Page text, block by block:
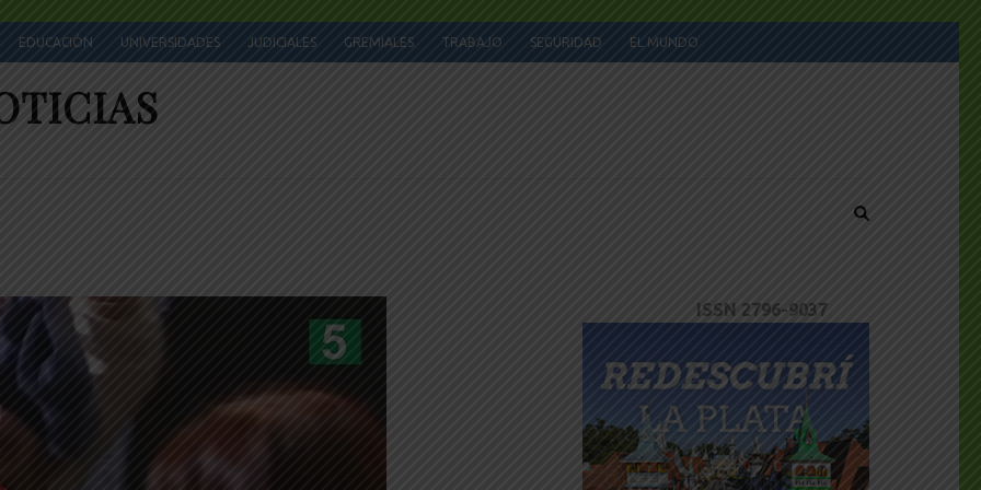
EDUCACIÓN UNIVERSIDADES JUDICIALES GREMIALES TRABAJO SEGURIDAD EL MUNDO
ISSN 2796-9037